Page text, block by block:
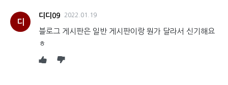
디
디디09 2022.01.19
블로그 게시판은 일반 게시판이랑 뭔가 달라서 신기해요
ㅎ